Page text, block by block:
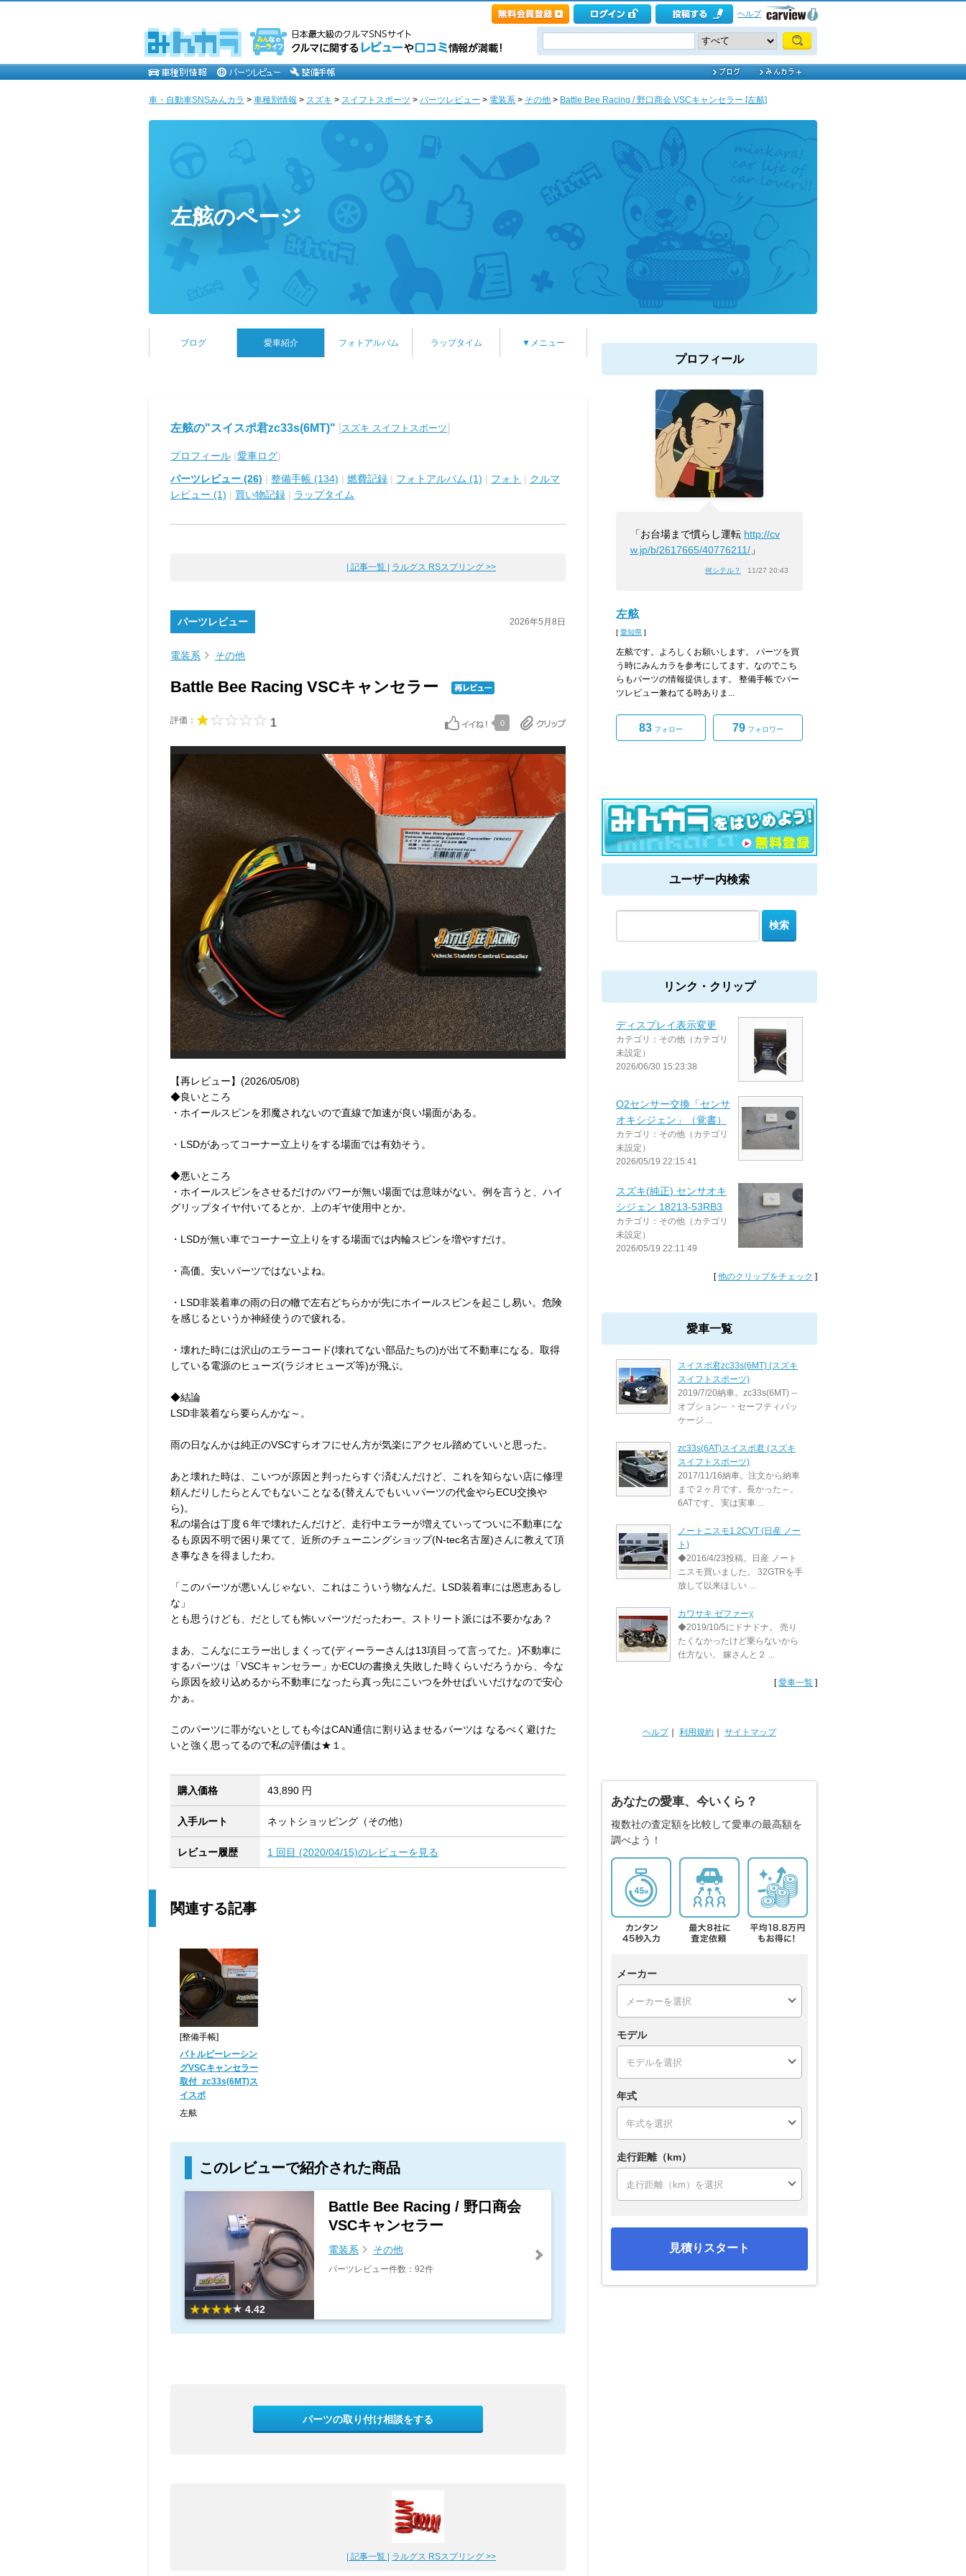
ヘルプ
車・自動車SNSみんカラ > 車種別情報 > スズキ > スイフトスポーツ > パーツレビュー > 電装系 > その他 > Battle Bee Racing / 野口商会 VSCキャンセラー [左舷]
左舷のページ
ブログ 愛車紹介 フォトアルバム ラップタイム ▼メニュー
左舷の"スイスポ君zc33s(6MT)" [スズキ スイフトスポーツ]
プロフィール (愛車ログ)
パーツレビュー (26) | 整備手帳 (134) | 燃費記録 | フォトアルバム (1) | フォト | クルマ
レビュー (1) | 買い物記録 | ラップタイム
| 記事一覧 | ラルグス RSスプリング >>
パーツレビュー 2026年5月8日
電装系 その他
Battle Bee Racing VSCキャンセラー
評価： 1 0
【再レビュー】(2026/05/08)
◆良いところ
・ホイールスピンを邪魔されないので直線で加速が良い場面がある。
・LSDがあってコーナー立上りをする場面では有効そう。
◆悪いところ
・ホイールスピンをさせるだけのパワーが無い場面では意味がない。例を言うと、ハイ
グリップタイヤ付いてるとか、上のギヤ使用中とか。
・LSDが無い車でコーナー立上りをする場面では内輪スピンを増やすだけ。
・高価。安いパーツではないよね。
・LSD非装着車の雨の日の轍で左右どちらかが先にホイールスピンを起こし易い。危険
を感じるというか神経使うので疲れる。
・壊れた時には沢山のエラーコード(壊れてない部品たちの)が出て不動車になる。取得
している電源のヒューズ(ラジオヒューズ等)が飛ぶ。
◆結論
LSD非装着なら要らんかな～。
雨の日なんかは純正のVSCすらオフにせん方が気楽にアクセル踏めていいと思った。
あと壊れた時は、こいつが原因と判ったらすぐ済むんだけど、これを知らない店に修理
頼んだりしたらとんでもないことなる(替えんでもいいパーツの代金やらECU交換や
ら)。
私の場合は丁度６年で壊れたんだけど、走行中エラーが増えていってついに不動車にな
るも原因不明で困り果てて、近所のチューニングショップ(N-tec名古屋)さんに教えて頂
き事なきを得ましたわ。
「このパーツが悪いんじゃない、これはこういう物なんだ。LSD装着車には恩恵あるし
な」
とも思うけども、だとしても怖いパーツだったわー。ストリート派には不要かなあ？
まあ、こんなにエラー出しまくって(ディーラーさんは13項目って言ってた。)不動車に
するパーツは「VSCキャンセラー」かECUの書換え失敗した時くらいだろうから、今な
ら原因を絞り込めるから不動車になったら真っ先にこいつを外せばいいだけなので安心
かぁ。
このパーツに罪がないとしても今はCAN通信に割り込ませるパーツは なるべく避けた
いと強く思ってるので私の評価は★１。
購入価格 43,890 円
入手ルート ネットショッピング（その他）
レビュー履歴 1 回目 (2020/04/15)のレビューを見る
関連する記事
[整備手帳]
バトルビーレーシン
グVSCキャンセラー
取付_zc33s(6MT)ス
イスポ
左舷
このレビューで紹介された商品
4.42
Battle Bee Racing / 野口商会
VSCキャンセラー
電装系 その他
パーツレビュー件数：92件
パーツの取り付け相談をする
| 記事一覧 | ラルグス RSスプリング >>
プロフィール
「お台場まで慣らし運転 http://cv
w.jp/b/2617665/40776211/ 」
何シテル？ 11/27 20:43
左舷
[ 愛知県 ]
左舷です。よろしくお願いします。 パーツを買
う時にみんカラを参考にしてます。なのでこち
らもパーツの情報提供します。 整備手帳でパー
ツレビュー兼ねてる時ありま...
83 フォロー 79 フォロワー
ユーザー内検索
リンク・クリップ
ディスプレイ表示変更
カテゴリ：その他（カテゴリ
未設定）
2026/06/30 15:23:38
O2センサー交換「センサ
オキシジェン」（覚書）
カテゴリ：その他（カテゴリ
未設定）
2026/05/19 22:15:41
スズキ(純正) センサオキ
シジェン 18213-53RB3
カテゴリ：その他（カテゴリ
未設定）
2026/05/19 22:11:49
[他のクリップをチェック ]
愛車一覧
スイスポ君zc33s(6MT) (スズキ
スイフトスポーツ)
2019/7/20納車。zc33s(6MT) --
オプション-- ・セーフティパッ
ケージ ...
zc33s(6AT)スイスポ君 (スズキ
スイフトスポーツ)
2017/11/16納車。注文から納車
まで２ヶ月です。長かった～。
6ATです。 実は実車 ...
ノートニスモ1.2CVT (日産 ノー
ト)
◆2016/4/23投稿。日産 ノート
ニスモ買いました。 32GTRを手
放して以来ほしい ...
カワサキ ゼファーχ
◆2019/10/5にドナドナ。 売り
たくなかったけど乗らないから
仕方ない。 嫁さんと２ ...
[愛車一覧 ]
ヘルプ｜ 利用規約 サイトマップ
あなたの愛車、今いくら？
複数社の査定額を比較して愛車の最高額を
調べよう！
メーカー
モデル
年式
走行距離（km）
見積りスタート